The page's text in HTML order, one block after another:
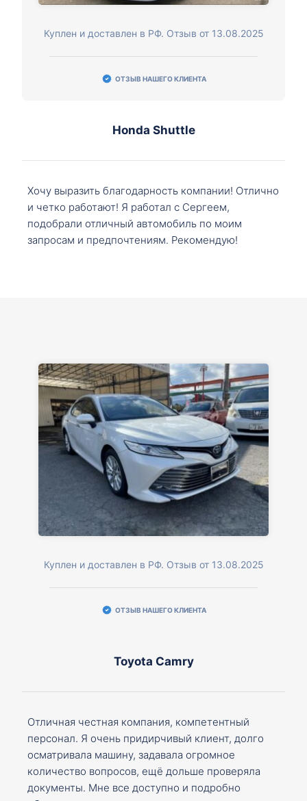
Куплен и доставлен в РФ. Отзыв от 13.08.2025
ОТЗЫВ НАШЕГО КЛИЕНТА
Honda Shuttle
Хочу выразить благодарность компании! Отлично
и четко работают! Я работал с Сергеем,
подобрали отличный автомобиль по моим
запросам и предпочтениям. Рекомендую!
Куплен и доставлен в РФ. Отзыв от 13.08.2025
ОТЗЫВ НАШЕГО КЛИЕНТА
Toyota Camry
Отличная честная компания, компетентный
персонал. Я очень придирчивый клиент, долго
осматривала машину, задавала огромное
количество вопросов, ещё дольше проверяла
документы. Мне все доступно и подробно